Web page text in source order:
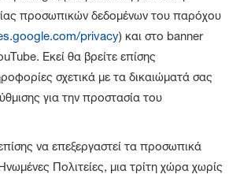
προσωπικών δεδομένων του παρόχου
privacy) και στο banner
Εκεί θα βρείτε επίσης
σχετικά με τα δικαιώματά σας
για την προστασία του
να επεξεργαστεί τα προσωπικά
Πολιτείες, μια τρίτη χώρα χωρίς